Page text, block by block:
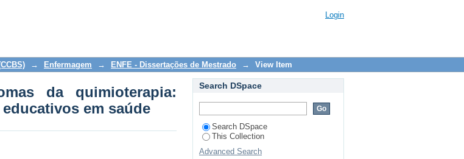
da quimioterapia: construção e validação de
Login
→ Enfermagem → ENFE - Dissertações de Mestrado → View Item
da quimioterapia:
em saúde
Search DSpace
Search DSpace
This Collection
Advanced Search